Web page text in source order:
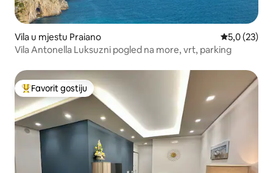
Vila u mjestu Praiano Prosječna
5,0 (23)
Vila Antonella Luksuzni pogled na more, vrt, parking
Glavni favorit gostiju
Favorit gostiju